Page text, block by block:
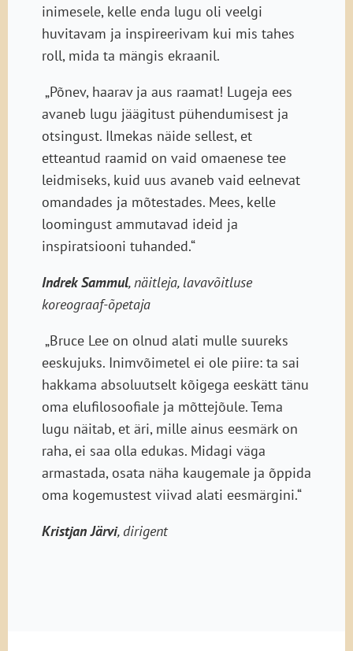
inimesele, kelle enda lugu oli veelgi
huvitavam ja inspireerivam kui mis tahes
roll, mida ta mängis ekraanil.
„Põnev, haarav ja aus raamat! Lugeja ees
avaneb lugu jäägitust pühendumisest ja
otsingust. Ilmekas näide sellest, et
etteantud raamid on vaid omaenese tee
leidmiseks, kuid uus avaneb vaid eelnevat
omandades ja mõtestades. Mees, kelle
loomingust ammutavad ideid ja
inspiratsiooni tuhanded.“
Indrek Sammul, näitleja, lavavõitluse
koreograaf-õpetaja
„Bruce Lee on olnud alati mulle suureks
eeskujuks. Inimvõimetel ei ole piire: ta sai
hakkama absoluutselt kõigega eeskätt tänu
oma elufilosoofiale ja mõttejõule. Tema
lugu näitab, et äri, mille ainus eesmärk on
raha, ei saa olla edukas. Midagi väga
armastada, osata näha kaugemale ja õppida
oma kogemustest viivad alati eesmärgini.“
Kristjan Järvi, dirigent